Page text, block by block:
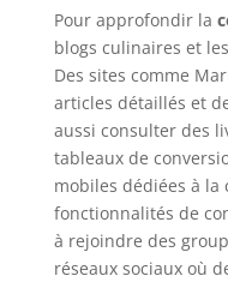
Pour approfondir la
blogs culinaires et
Des sites comme
articles détaillés et
aussi consulter des
tableaux de
mobiles dédiées à la
fonctionnalités de
à rejoindre des
réseaux sociaux où